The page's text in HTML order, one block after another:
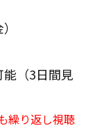
（3日間見
繰り返し視聴